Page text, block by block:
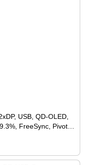
USB, QD-OLED,
FreeSync, Pivot,